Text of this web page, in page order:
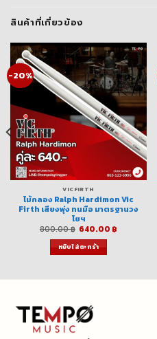
สินค้าที่เกี่ยวข้อง
-20%
VICFIRTH
ไม้กลอง Ralph Hardimon Vic
Firth เสียงพุ่ง ทนมือ มาตรฐานวง
โยฯ
800.00฿ Original
was:
800.00 ฿.
640.00 ฿
หยิบใส่ตะกร้า